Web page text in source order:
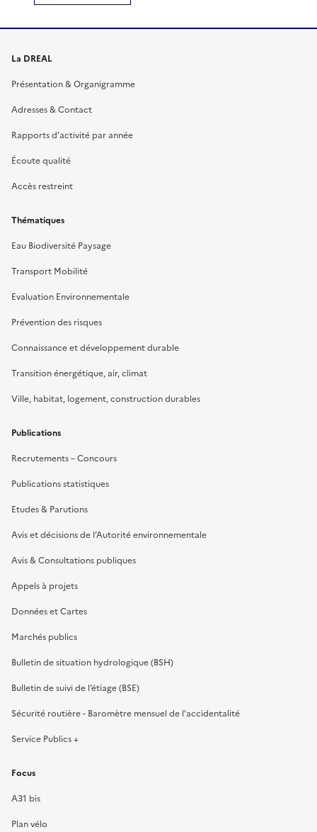
La DREAL
Présentation & Organigramme
Adresses & Contact
Rapports d’activité par année
Écoute qualité
Accès restreint
Thématiques
Eau Biodiversité Paysage
Transport Mobilité
Evaluation Environnementale
Prévention des risques
Connaissance et développement durable
Transition énergétique, air, climat
Ville, habitat, logement, construction durables
Publications
Recrutements – Concours
Publications statistiques
Etudes & Parutions
Avis et décisions de l’Autorité environnementale
Avis & Consultations publiques
Appels à projets
Données et Cartes
Marchés publics
Bulletin de situation hydrologique (BSH)
Bulletin de suivi de l’étiage (BSE)
Sécurité routière - Baromètre mensuel de l’accidentalité
Service Publics +
Focus
A31 bis
Plan vélo